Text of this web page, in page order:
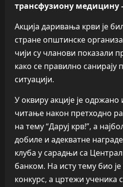
трансфузиону медицину
Акција даривања крви је
стране општинске
чији су чланови показали
како се правилно санирају
ситуацији.
У оквиру акције је одржано
читање након претходно
на тему “Даруј крв!”, а
добиле и адекватне
клуба у сарадњи са
банком. На исту тему био
конкурс, а цртежи ученика